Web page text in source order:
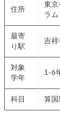
住所
東
ラ
最寄
り駅
吉祥
対象
学年
1-6
科目 算国